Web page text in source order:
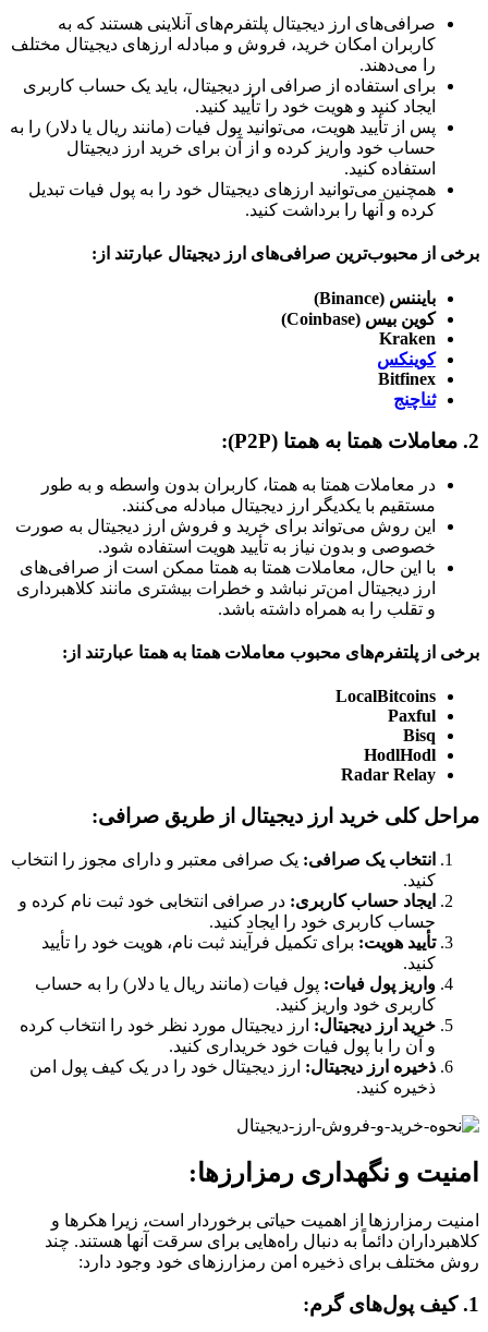
صرافی‌های ارز دیجیتال پلتفرم‌های آنلاینی هستند که به
کاربران امکان خرید، فروش و مبادله ارزهای دیجیتال مختلف
را می‌دهند.
برای استفاده از صرافی ارز دیجیتال، باید یک حساب کاربری
ایجاد کنید و هویت خود را تأیید کنید.
پس از تأیید هویت، می‌توانید پول فیات (مانند ریال یا دلار) را به
حساب خود واریز کرده و از آن برای خرید ارز دیجیتال
استفاده کنید.
همچنین می‌توانید ارزهای دیجیتال خود را به پول فیات تبدیل
کرده و آنها را برداشت کنید.
برخی از محبوب‌ترین صرافی‌های ارز دیجیتال عبارتند از:
بایننس (Binance)
کوین بیس (Coinbase)
Kraken
کوینکس
Bitfinex
ثناچنج
2. معاملات همتا به همتا (P2P):
در معاملات همتا به همتا، کاربران بدون واسطه و به طور
مستقیم با یکدیگر ارز دیجیتال مبادله می‌کنند.
این روش می‌تواند برای خرید و فروش ارز دیجیتال به صورت
خصوصی و بدون نیاز به تأیید هویت استفاده شود.
با این حال، معاملات همتا به همتا ممکن است از صرافی‌های
ارز دیجیتال امن‌تر نباشد و خطرات بیشتری مانند کلاهبرداری
و تقلب را به همراه داشته باشد.
برخی از پلتفرم‌های محبوب معاملات همتا به همتا عبارتند از:
LocalBitcoins
Paxful
Bisq
HodlHodl
Radar Relay
مراحل کلی خرید ارز دیجیتال از طریق صرافی:
انتخاب یک صرافی: یک صرافی معتبر و دارای مجوز را انتخاب
کنید.
ایجاد حساب کاربری: در صرافی انتخابی خود ثبت نام کرده و
حساب کاربری خود را ایجاد کنید.
تأیید هویت: برای تکمیل فرآیند ثبت نام، هویت خود را تأیید
کنید.
واریز پول فیات: پول فیات (مانند ریال یا دلار) را به حساب
کاربری خود واریز کنید.
خرید ارز دیجیتال: ارز دیجیتال مورد نظر خود را انتخاب کرده
و آن را با پول فیات خود خریداری کنید.
ذخیره ارز دیجیتال: ارز دیجیتال خود را در یک کیف پول امن
ذخیره کنید.
امنیت و نگهداری رمزارزها:
امنیت رمزارزها از اهمیت حیاتی برخوردار است، زیرا هکرها و
کلاهبرداران دائماً به دنبال راه‌هایی برای سرقت آنها هستند. چند
روش مختلف برای ذخیره امن رمزارزهای خود وجود دارد:
1. کیف پول‌های گرم: